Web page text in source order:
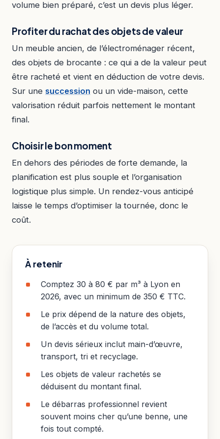
volume bien préparé, c’est un devis plus léger.
Profiter du rachat des objets de valeur
Un meuble ancien, de l’électroménager récent,
des objets de brocante : ce qui a de la valeur peut
être racheté et vient en déduction de votre devis.
Sur une succession ou un vide-maison, cette
valorisation réduit parfois nettement le montant
final.
Choisir le bon moment
En dehors des périodes de forte demande, la
planification est plus souple et l’organisation
logistique plus simple. Un rendez-vous anticipé
laisse le temps d’optimiser la tournée, donc le
coût.
À retenir
Comptez 30 à 80 € par m³ à Lyon en
2026, avec un minimum de 350 € TTC.
Le prix dépend de la nature des objets,
de l’accès et du volume total.
Un devis sérieux inclut main-d’œuvre,
transport, tri et recyclage.
Les objets de valeur rachetés se
déduisent du montant final.
Le débarras professionnel revient
souvent moins cher qu’une benne, une
fois tout compté.